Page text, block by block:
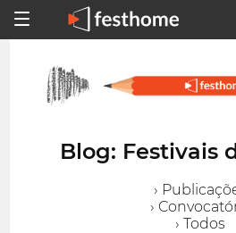
Blog: Festivais
›
›
› Todos